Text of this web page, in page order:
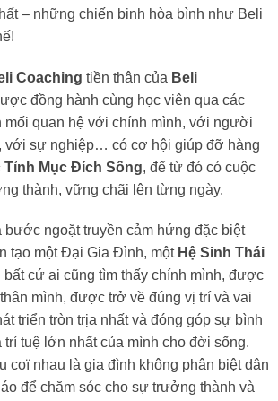
– những chiến binh hòa bình như Beli
Coaching tiền thân của Beli
đồng hành cùng học viên qua các
mối quan hệ với chính mình, với người
với sự nghiệp… có cơ hội giúp đỡ hàng
Tỉnh Mục Đích Sống, để từ đó có cuộc
thành, vững chãi lên từng ngày.
bước ngoặt truyền cảm hứng đặc biệt
tạo một Đại Gia Đình, một Hệ Sinh Thái
bất cứ ai cũng tìm thấy chính mình, được
mình, được trở về đúng vị trí và vai
triển tròn trịa nhất và đóng góp sự bình
tuệ lớn nhất của mình cho đời sống.
coï nhau là gia đình không phân biệt dân
để chăm sóc cho sự trưởng thành và